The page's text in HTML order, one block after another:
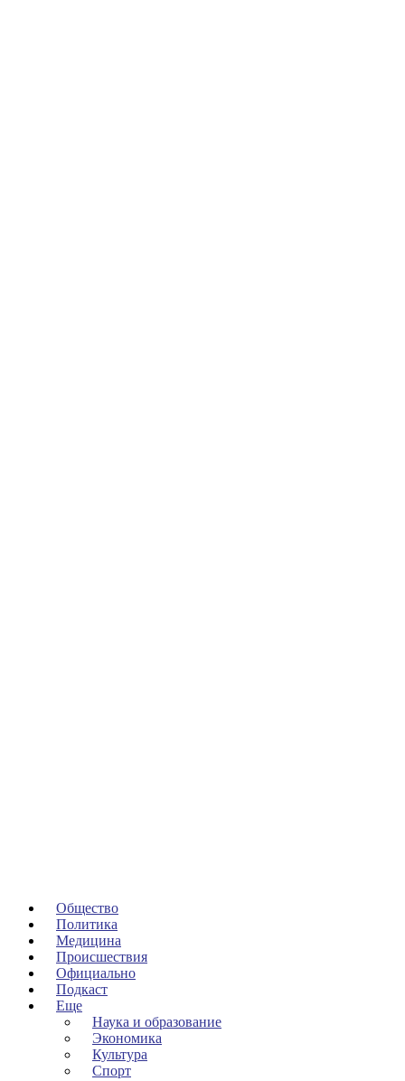
Общество
Политика
Медицина
Происшествия
Официально
Подкаст
Еще
Наука и образование
Экономика
Культура
Спорт